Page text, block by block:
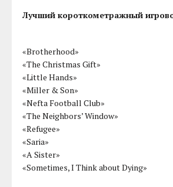
Лучший короткометражный
«Brotherhood»
«The Christmas Gift»
«Little Hands»
«Miller & Son»
«Nefta Football Club»
«The Neighbors’ Window»
«Refugee»
«Saria»
«A Sister»
«Sometimes, I Think about Dying»